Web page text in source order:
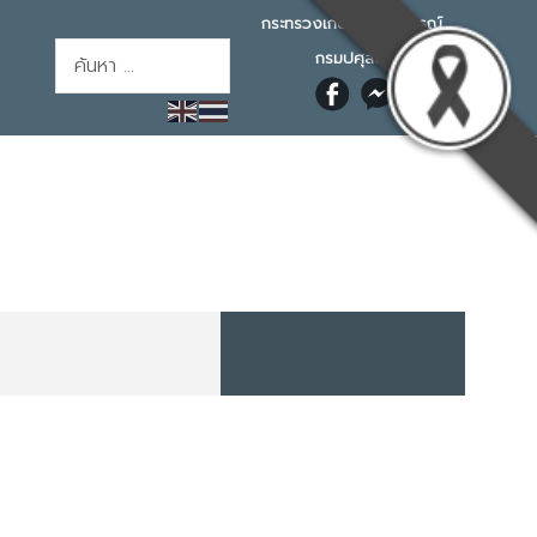
การค้นหา
กระทรวงเกษตรและสหกรณ์
กรมปศุสัตว์